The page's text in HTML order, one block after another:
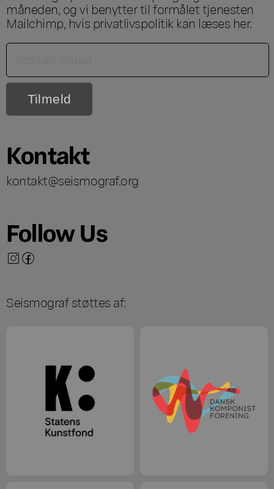
måneden, og vi benytter til formålet tjenesten
Mailchimp, hvis privatlivspolitik kan læses her.
Kontakt
kontakt@seismograf.org
Follow Us
Seismograf støttes af: